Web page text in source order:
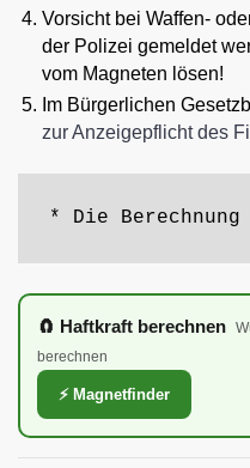
Vorsicht bei Waffen-
der Polizei gemeldet
vom Magneten lösen!
Im Bürgerlichen
zur Anzeigepflicht des
* Die
🧲 Haftkraft berechnen
berechnen
⚡ Magnetfinder